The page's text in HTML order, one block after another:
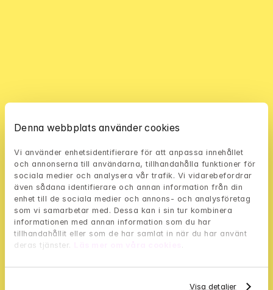
Denna webbplats använder cookies
Vi använder enhetsidentifierare för att anpassa innehållet
och annonserna till användarna, tillhandahålla funktioner för
sociala medier och analysera vår trafik. Vi vidarebefordrar
även sådana identifierare och annan information från din
enhet till de sociala medier och annons- och analysföretag
som vi samarbetar med. Dessa kan i sin tur kombinera
informationen med annan information som du har
tillhandahållit eller som de har samlat in när du har använt
deras tjänster.
Visa detaljer
”Mindler är exakt den typ av
produkt som får dig att skynda dig
till jobbet. Om jag kan förbättra
livskvaliteten för människor